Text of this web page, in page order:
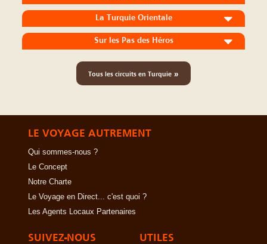
La Turquie Orientale
Sur les Pas des Héros
Tous les circuits en Turquie »
LE VOYAGE AUTREMENT
Qui sommes-nous ?
Le Concept
Notre Charte
Le Voyage en Direct... c'est quoi ?
Les Agents Locaux Partenaires
SUIVEZ-NOUS UTILES